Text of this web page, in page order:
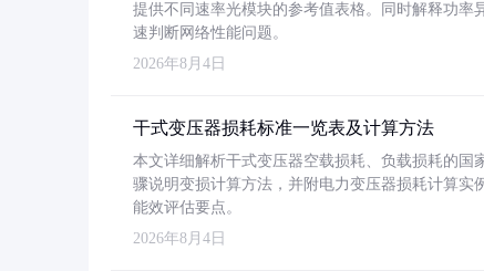
提供不同速率光模块的参考值表格。同时解释功
速判断网络性能问题。
2026年8月4日
干式变压器损耗标准一览表及计算方法
本文详细解析干式变压器空载损耗、负载损耗的国
骤说明变损计算方法，并附电力变压器损耗计算实
能效评估要点。
2026年8月4日